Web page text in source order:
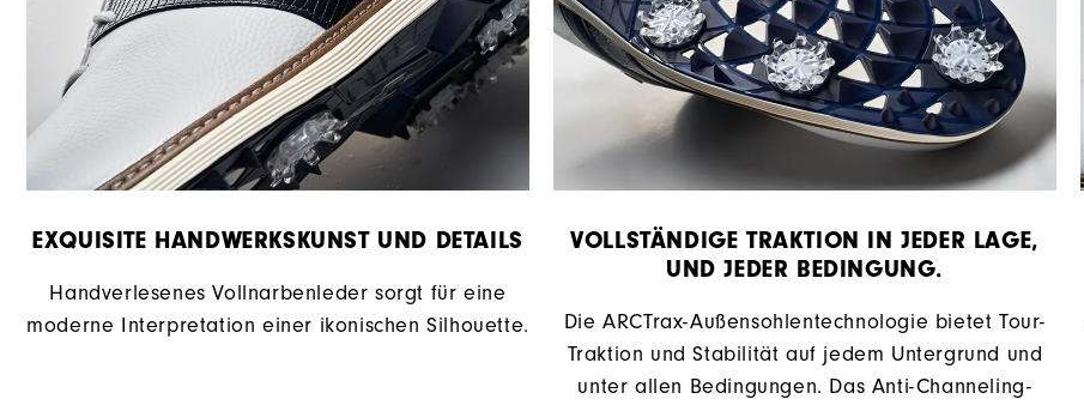
EXQUISITE HANDWERKSKUNST UND DETAILS​
Handverlesenes Vollnarbenleder sorgt für eine
moderne Interpretation einer ikonischen Silhouette.
VOLLSTÄNDIGE TRAKTION IN JEDER LAGE,
UND JEDER BEDINGUNG.
Die ARCTrax-Außensohlentechnologie bietet Tour-
Traktion und Stabilität auf jedem Untergrund und
unter allen Bedingungen. ​Das Anti-Channeling-